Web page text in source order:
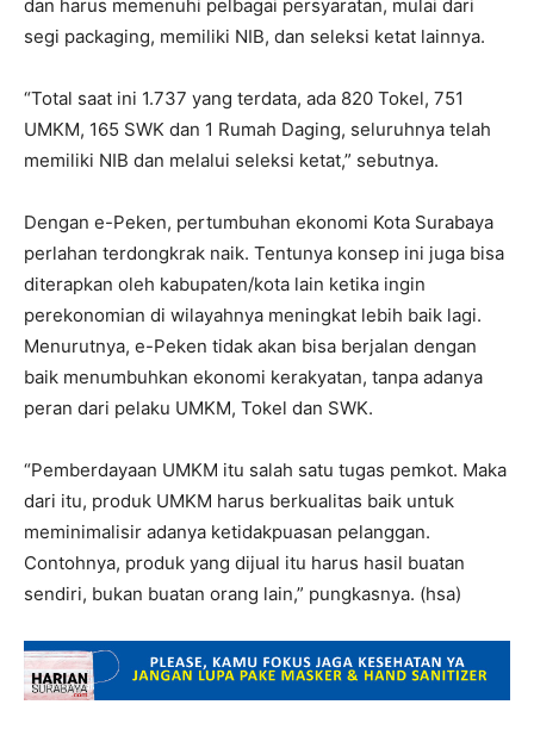
dan harus memenuhi pelbagai persyaratan, mulai dari
segi packaging, memiliki NIB, dan seleksi ketat lainnya.
“Total saat ini 1.737 yang terdata, ada 820 Tokel, 751
UMKM, 165 SWK dan 1 Rumah Daging, seluruhnya telah
memiliki NIB dan melalui seleksi ketat,” sebutnya.
Dengan e-Peken, pertumbuhan ekonomi Kota Surabaya
perlahan terdongkrak naik. Tentunya konsep ini juga bisa
diterapkan oleh kabupaten/kota lain ketika ingin
perekonomian di wilayahnya meningkat lebih baik lagi.
Menurutnya, e-Peken tidak akan bisa berjalan dengan
baik menumbuhkan ekonomi kerakyatan, tanpa adanya
peran dari pelaku UMKM, Tokel dan SWK.
“Pemberdayaan UMKM itu salah satu tugas pemkot. Maka
dari itu, produk UMKM harus berkualitas baik untuk
meminimalisir adanya ketidakpuasan pelanggan.
Contohnya, produk yang dijual itu harus hasil buatan
sendiri, bukan buatan orang lain,” pungkasnya. (hsa)